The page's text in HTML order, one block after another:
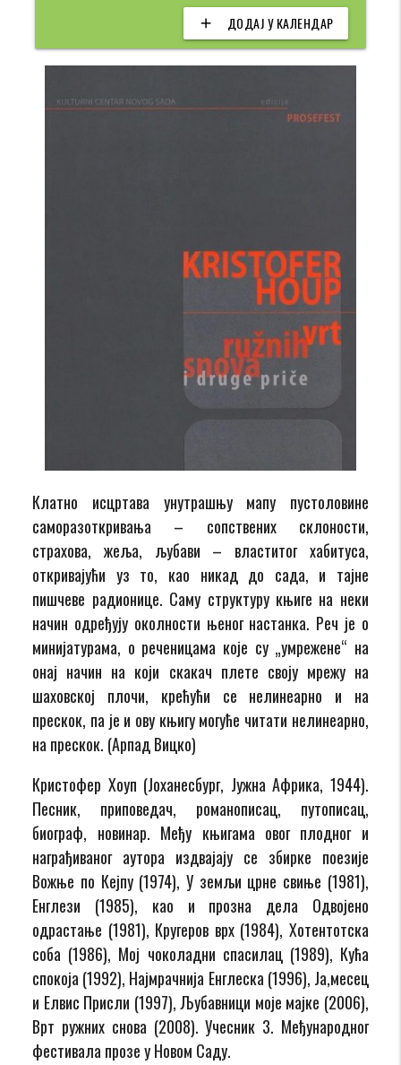
add ДОДАЈ У КАЛЕНДАР
Клатно исцртава унутрашњу мапу пустоловине
саморазоткривања – сопствених склоности,
страхова, жеља, љубави – властитог хабитуса,
откривајући уз то, као никад до сада, и тајне
пишчеве радионице. Саму структуру књиге на неки
начин одређују околности њеног настанка. Реч је о
минијатурама, о реченицама које су „умрежене“ на
онај начин на који скакач плете своју мрежу на
шаховској плочи, крећући се нелинеарно и на
прескок, па је и ову књигу могуће читати нелинеарно,
на прескок. (Арпад Вицко)
Кристофер Хоуп (Јоханесбург, Јужна Африка, 1944).
Песник, приповедач, романописац, путописац,
биограф, новинар. Међу књигама овог плодног и
награђиваног аутора издвајају се збирке поезије
Вожње по Кејпу (1974), У земљи црне свиње (1981),
Енглези (1985), као и прозна дела Одвојено
одрастање (1981), Кругеров врх (1984), Хотентотска
соба (1986), Мој чоколадни спасилац (1989), Кућа
спокоја (1992), Најмрачнија Енглеска (1996), Ја,месец
и Елвис Присли (1997), Љубавници моје мајке (2006),
Врт ружних снова (2008). Учесник 3. Међународног
фестивала прозе у Новом Саду.